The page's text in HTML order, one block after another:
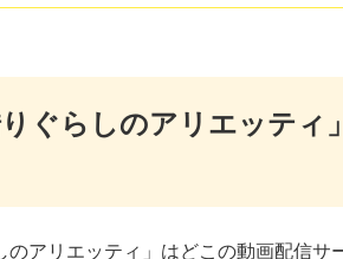
ぐらしのアリエッティ
アリエッティ」はどこの動画配信サ